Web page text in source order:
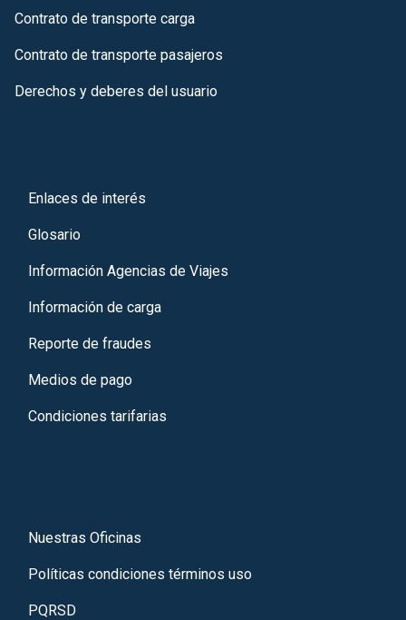
Contrato de transporte carga
Contrato de transporte pasajeros
Derechos y deberes del usuario
Enlaces de interés
Glosario
Información Agencias de Viajes
Información de carga
Reporte de fraudes
Medios de pago
Condiciones tarifarias
Nuestras Oficinas
Políticas condiciones términos uso
PQRSD